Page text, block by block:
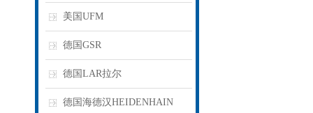
美国UFM
德国GSR
德国LAR拉尔
德国海德汉HEIDENHAIN